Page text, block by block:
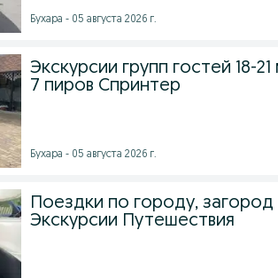
Бухара - 05 августа 2026 г.
Экскурсии групп гостей 18-
7 пиров Спринтер
Бухара - 05 августа 2026 г.
Поездки по городу,
Экскурсии Путешествия